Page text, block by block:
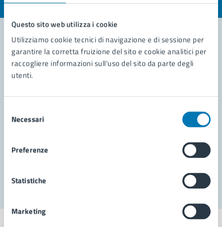
Questo sito web utilizza i cookie
Utilizziamo cookie tecnici di navigazione e di sessione per
garantire la corretta fruizione del sito e cookie analitici per
raccogliere informazioni sull'uso del sito da parte degli
utenti.
delNecessari
Preferenze
Statistiche
Marketing
Valuta 4 stelle su 5
Valuta 3 stelle su 5
Valuta 2 stelle su 5
Valuta 1 stelle su 5
Contatta il comune
Prenota appuntamento
Problemi in città